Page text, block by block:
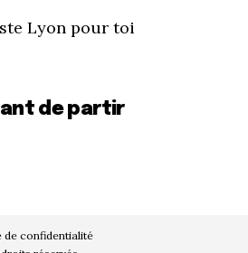
Lyon pour toi
de partir
de confidentialité